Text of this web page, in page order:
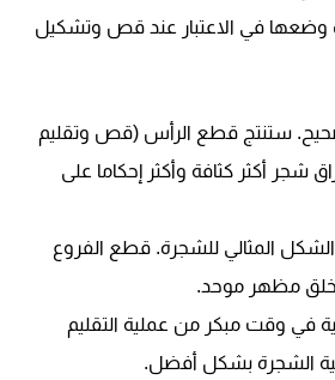
وضعها في الاعتبار عند قص وتشكيل
ستنتج قطع الرأس (قص وتقليم
شجر أكثر كثافة وأكثر إحكاما على
المثالي للشجرة. قطع الفروع
مظهر موحد.
في وقت مبكر من عملية التقليم
الشجرة بشكل أفضل.